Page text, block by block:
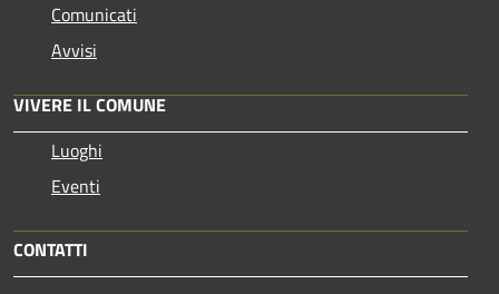
Comunicati
Avvisi
VIVERE IL COMUNE
Luoghi
Eventi
CONTATTI